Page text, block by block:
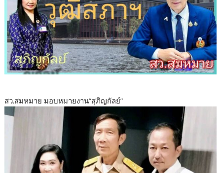
สว.สมหมาย มอบหมายงาน”สุภิญกัลย์”